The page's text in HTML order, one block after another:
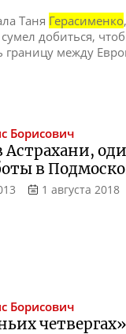
Таня Герасименко
добиться,
границу между
Борисович
Астрахани,
в
1 августа 2018
Борисович